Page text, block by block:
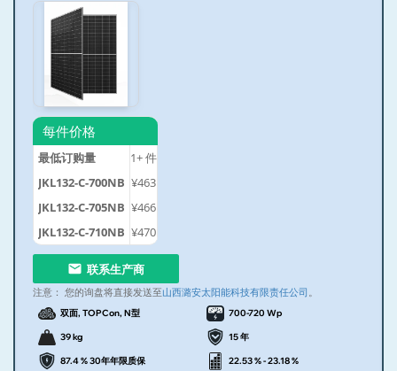
每件价格
最低订购量 1+件
JKL132-C-700NB ¥463
JKL132-C-705NB ¥466
JKL132-C-710NB ¥470
联系生产商
注意： 您的询盘将直接发送至山西潞安太阳能科技有限责任公司 。
双面, TOPCon, N型 700-720 Wp
39 kg 15 年
87.4 % 30年年限质保 22.53 % - 23.18 %